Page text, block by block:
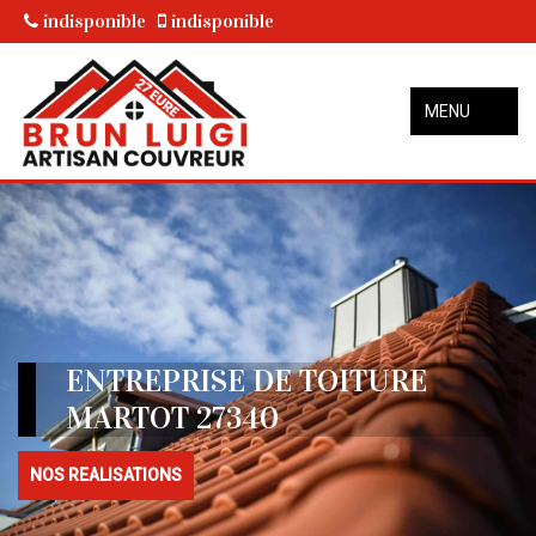
indisponible indisponible
MENU
ENTREPRISE DE TOITURE
MARTOT 27340
NOS REALISATIONS